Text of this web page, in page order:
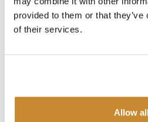
provided to them or that
of their services.
Allow all
图片